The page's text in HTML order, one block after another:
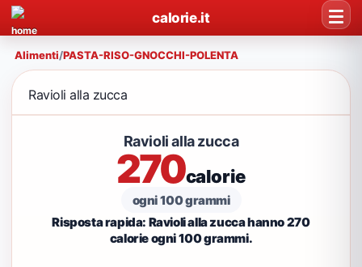
calorie.it
Alimenti/PASTA-RISO-GNOCCHI-POLENTA
Ravioli alla zucca
Ravioli alla zucca
270calorie
ogni 100 grammi
Risposta rapida: Ravioli alla zucca hanno 270
calorie ogni 100 grammi.